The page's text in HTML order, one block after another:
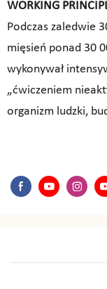
WORKING
Podczas zaledwie
mięsień ponad 30
wykonywał
„ćwiczeniem
organizm ludzki,